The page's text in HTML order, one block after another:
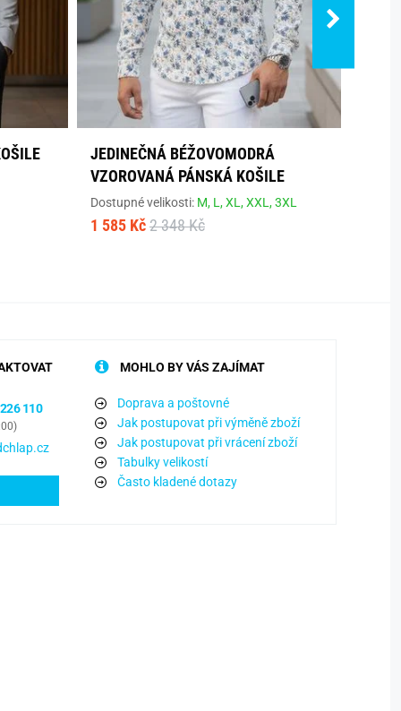
JEDINEČNÁ BÉŽOVOMODRÁ
VZOROVANÁ PÁNSKÁ KOŠILE
Dostupné velikosti: M, L,XL,XXL,3XL
1 585 Kč 2 348 Kč
110
MOHLO BY VÁS ZAJÍMAT
Doprava a poštovné
Jak postupovat při výměně zboží
Jak postupovat při vrácení zboží
Tabulky velikostí
Často kladené dotazy